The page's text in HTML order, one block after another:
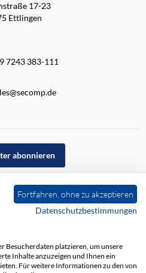
17-23
Ettlingen
7243 383-111
abonnieren
Fortfahren, ohne zu akzeptieren
Datenschutzbestimmungen
Besucherdaten platzieren, um unsere
Inhalte anzuzeigen und Ihnen ein
Für weitere Informationen zu den von